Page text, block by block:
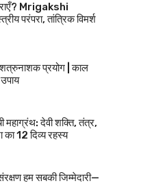
Mrigakshi
परंपरा, तांत्रिक विमर्श
शत्रुनाशक प्रयोग | काल
महाग्रंथ: देवी शक्ति, तंत्र,
12 दिव्य रहस्य
हम सबकी जिम्मेदारी—